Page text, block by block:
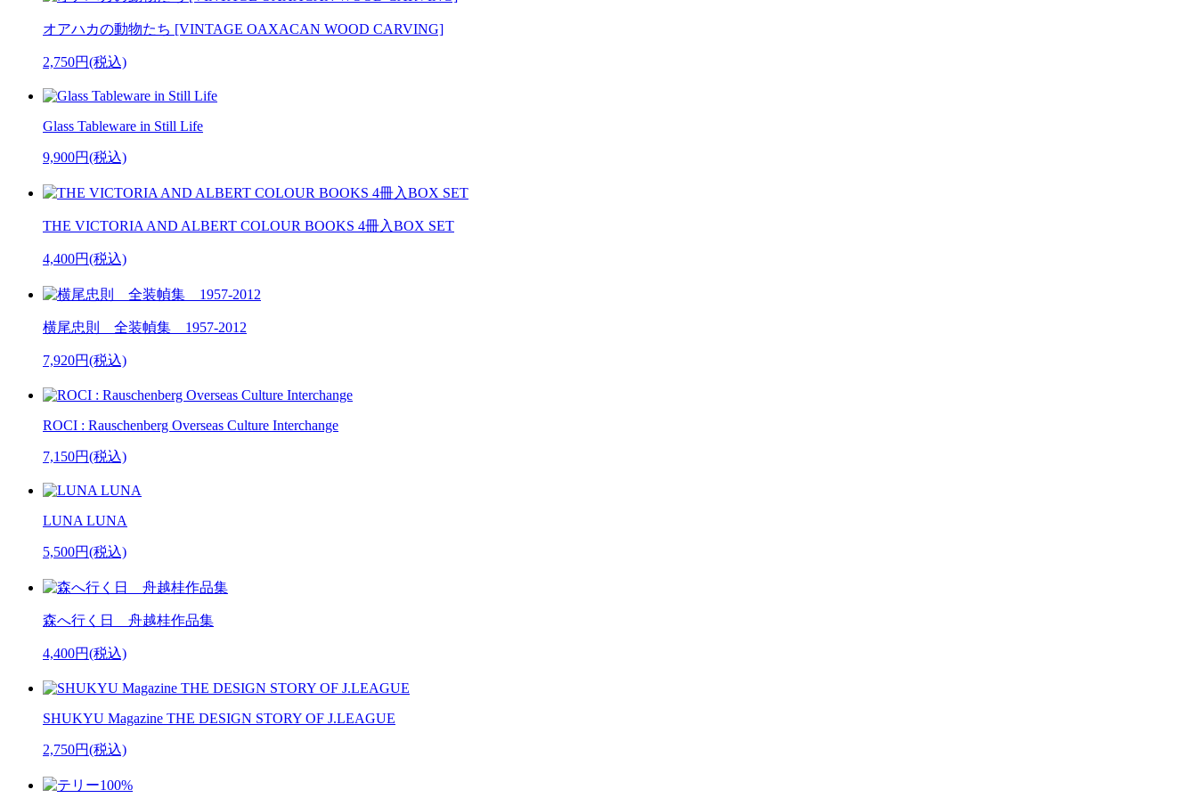
オアハカの動物たち [VINTAGE OAXACAN WOOD CARVING]
2,750円(税込)
Glass Tableware in Still Life
9,900円(税込)
THE VICTORIA AND ALBERT COLOUR BOOKS 4冊入BOX SET
4,400円(税込)
横尾忠則 全装幀集 1957-2012
7,920円(税込)
ROCI : Rauschenberg Overseas Culture Interchange
7,150円(税込)
LUNA LUNA
5,500円(税込)
森へ行く日 舟越桂作品集
4,400円(税込)
SHUKYU Magazine THE DESIGN STORY OF J.LEAGUE
2,750円(税込)